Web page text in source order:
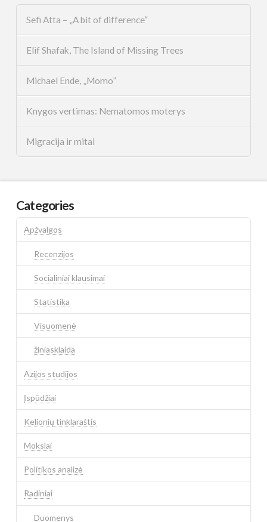
Sefi Atta – „A bit of difference“
Elif Shafak, The Island of Missing Trees
Michael Ende, „Momo”
Knygos vertimas: Nematomos moterys
Migracija ir mitai
Categories
Apžvalgos
Recenzijos
Socialiniai klausimai
Statistika
Visuomenė
žiniasklaida
Azijos studijos
Įspūdžiai
Kelionių tinklaraštis
Mokslai
Politikos analizė
Radiniai
Duomenys